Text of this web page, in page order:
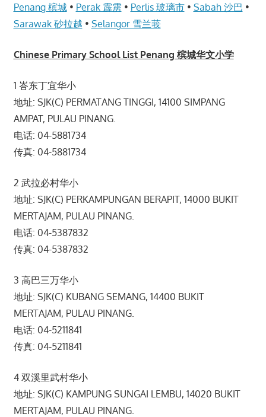
Penang 槟城• Perak 霹雳 • Perlis 玻璃市• Sabah 沙巴 •
Sarawak 砂拉越 • Selangor 雪兰莪
Chinese Primary School List Penang 槟城华文小学
1 峇东丁宜华小
地址: SJK(C) PERMATANG TINGGI, 14100 SIMPANG
AMPAT, PULAU PINANG.
电话: 04-5881734
传真: 04-5881734
2 武拉必村华小
地址: SJK(C) PERKAMPUNGAN BERAPIT, 14000 BUKIT
MERTAJAM, PULAU PINANG.
电话: 04-5387832
传真: 04-5387832
3 高巴三万华小
地址: SJK(C) KUBANG SEMANG, 14400 BUKIT
MERTAJAM, PULAU PINANG.
电话: 04-5211841
传真: 04-5211841
4 双溪里武村华小
地址: SJK(C) KAMPUNG SUNGAI LEMBU, 14020 BUKIT
MERTAJAM, PULAU PINANG.